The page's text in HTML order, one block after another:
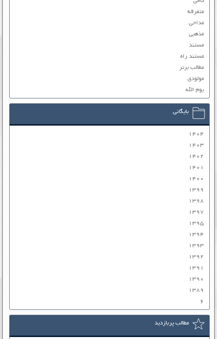
متفرقه
مداحی
مذهبی
مستند
مستند راه
مطالب برتر
مولودی
یوم الله
بایگانی
۱۴۰۴
۱۴۰۳
۱۴۰۲
۱۴۰۱
۱۴۰۰
۱۳۹۹
۱۳۹۸
۱۳۹۷
۱۳۹۵
۱۳۹۴
۱۳۹۳
۱۳۹۲
۱۳۹۱
۱۳۹۰
۱۳۸۹
۶
مطالب پربازدید